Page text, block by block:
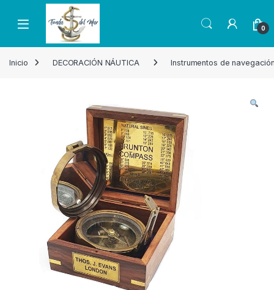
Skip to navigation
Skip to content
Open 0
Inicio DECORACIÓN NÁUTICA Instrumentos de